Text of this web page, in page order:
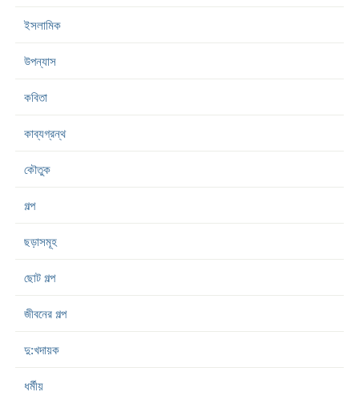
ইসলামিক
উপন্যাস
কবিতা
কাব্যগ্রন্থ
কৌতুক
গল্প
ছড়াসমূহ
ছোট গল্প
জীবনের গল্প
দু:খদায়ক
ধর্মীয়